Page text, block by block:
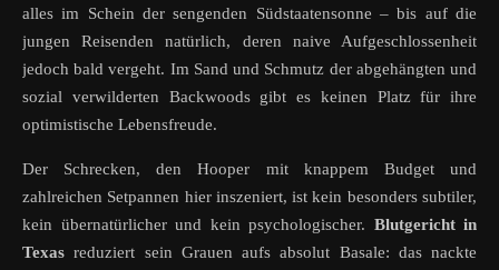
alles im Schein der sengenden Südstaatensonne – bis auf die
jungen Reisenden natürlich, deren naive Aufgeschlossenheit
jedoch bald vergeht. Im Sand und Schmutz der abgehängten und
sozial verwilderten Backwoods gibt es keinen Platz für ihre
optimistische Lebensfreude.
Der Schrecken, den Hooper mit knappem Budget und
zahlreichen Setpannen hier inszeniert, ist kein besonders subtiler,
kein übernatürlicher und kein psychologischer. Blutgericht in
Texas reduziert sein Grauen aufs absolut Basale: das nackte